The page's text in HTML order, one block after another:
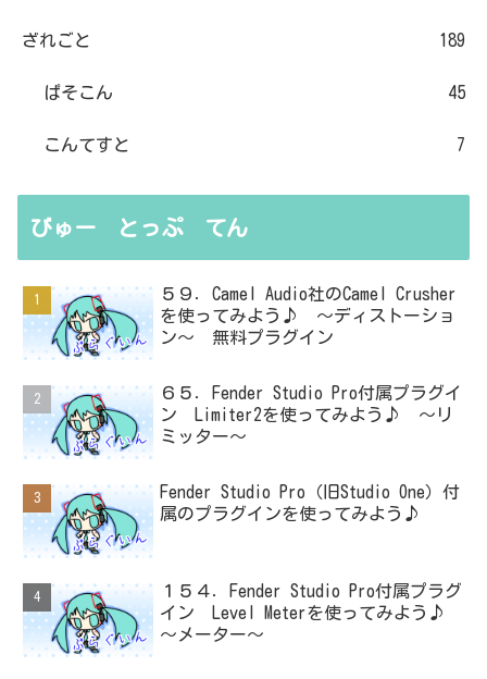
ざれごと 189
ぱそこん 45
こんてすと 7
びゅー とっぷ てん
５９．Camel Audio社のCamel Crusher
を使ってみよう♪ ～ディストーショ
ン～ 無料プラグイン
６５．Fender Studio Pro付属プラグイ
ン Limiter2を使ってみよう♪ ～リ
ミッター～
Fender Studio Pro（旧Studio One）付
属のプラグインを使ってみよう♪
１５４．Fender Studio Pro付属プラグ
イン Level Meterを使ってみよう♪
～メーター～